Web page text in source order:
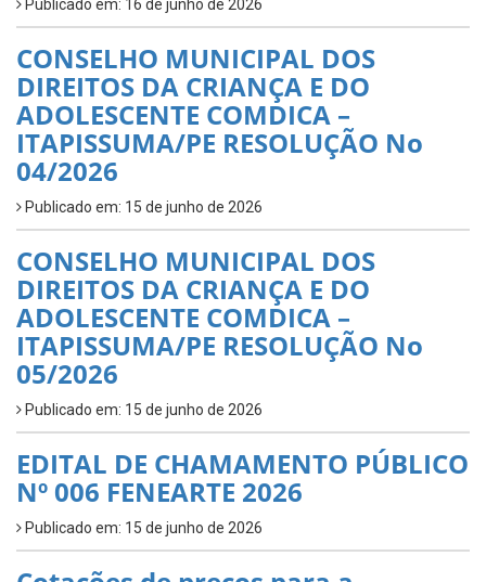
Publicado em: 16 de junho de 2026
CONSELHO MUNICIPAL DOS
DIREITOS DA CRIANÇA E DO
ADOLESCENTE COMDICA –
ITAPISSUMA/PE RESOLUÇÃO No
04/2026
Publicado em: 15 de junho de 2026
CONSELHO MUNICIPAL DOS
DIREITOS DA CRIANÇA E DO
ADOLESCENTE COMDICA –
ITAPISSUMA/PE RESOLUÇÃO No
05/2026
Publicado em: 15 de junho de 2026
EDITAL DE CHAMAMENTO PÚBLICO
Nº 006 FENEARTE 2026
Publicado em: 15 de junho de 2026